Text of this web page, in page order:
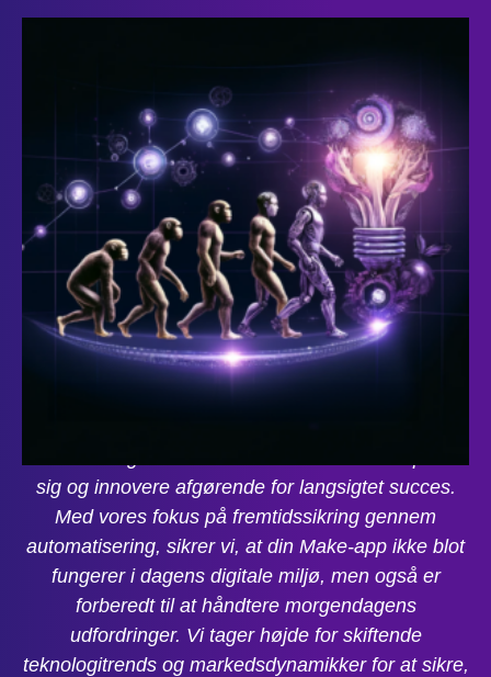
Fremtidssikring Gennem
sig og innovere afgørende for langsigtet succes.
Med vores fokus på fremtidssikring gennem
automatisering, sikrer vi, at din Make-app ikke blot
fungerer i dagens digitale miljø, men også er
forberedt til at håndtere morgendagens
udfordringer. Vi tager højde for skiftende
teknologitrends og markedsdynamikker for at sikre,